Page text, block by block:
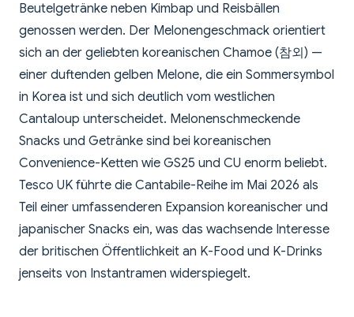
Beutelgetränke neben Kimbap und Reisbällen
genossen werden. Der Melonengeschmack orientiert
sich an der geliebten koreanischen Chamoe (참외) —
einer duftenden gelben Melone, die ein Sommersymbol
in Korea ist und sich deutlich vom westlichen
Cantaloup unterscheidet. Melonenschmeckende
Snacks und Getränke sind bei koreanischen
Convenience-Ketten wie GS25 und CU enorm beliebt.
Tesco UK führte die Cantabile-Reihe im Mai 2026 als
Teil einer umfassenderen Expansion koreanischer und
japanischer Snacks ein, was das wachsende Interesse
der britischen Öffentlichkeit an K-Food und K-Drinks
jenseits von Instantramen widerspiegelt.